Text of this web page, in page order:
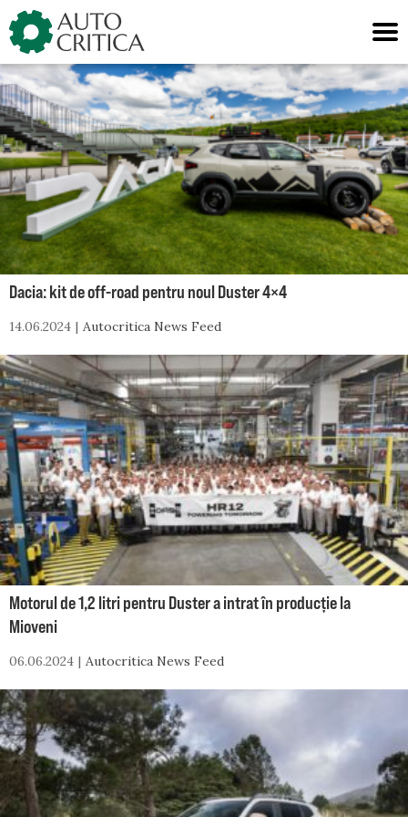
Skip
to
content
Dacia: kit de off-road pentru noul Duster 4×4
14.06.2024 Autocritica News Feed
Motorul de 1,2 litri pentru Duster a intrat în producție la
Mioveni
06.06.2024 Autocritica News Feed